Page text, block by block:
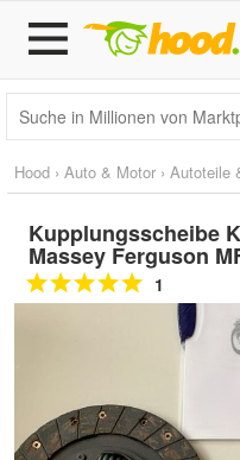
Hood › Auto & Motor › Autoteile
Kupplungsscheibe
Massey Ferguson
1